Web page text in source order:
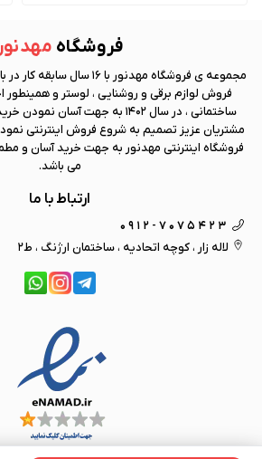
فروشگاه مهد نور
مجموعه ی فروشگاه مهد نور
با 16 سال سابقه کار
فروش لوازم برقی و روشنایی ، لوستر و همینطور
ساختمانی ، در سال 1402 به جهت
مشتریان عزیز تصمیم به شروع فروش اینترنتی
فروشگاه اینترنتی مهد نور به جهت خرید آسان و
می باشد.
ارتباط با ما
0912-7075423
لاله زار ، کوچه اتحادیه ، ساختمان ارژنگ ، ط2